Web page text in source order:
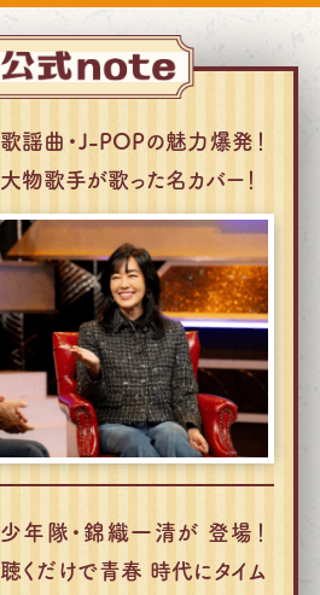
検索
4K放送
プレゼント
会社情報
歌謡曲・J-POPの魅力爆発！
大物歌手が歌った名カバー！
少年隊・錦織一清が 登場！
聴くだけで青春 時代にタイム